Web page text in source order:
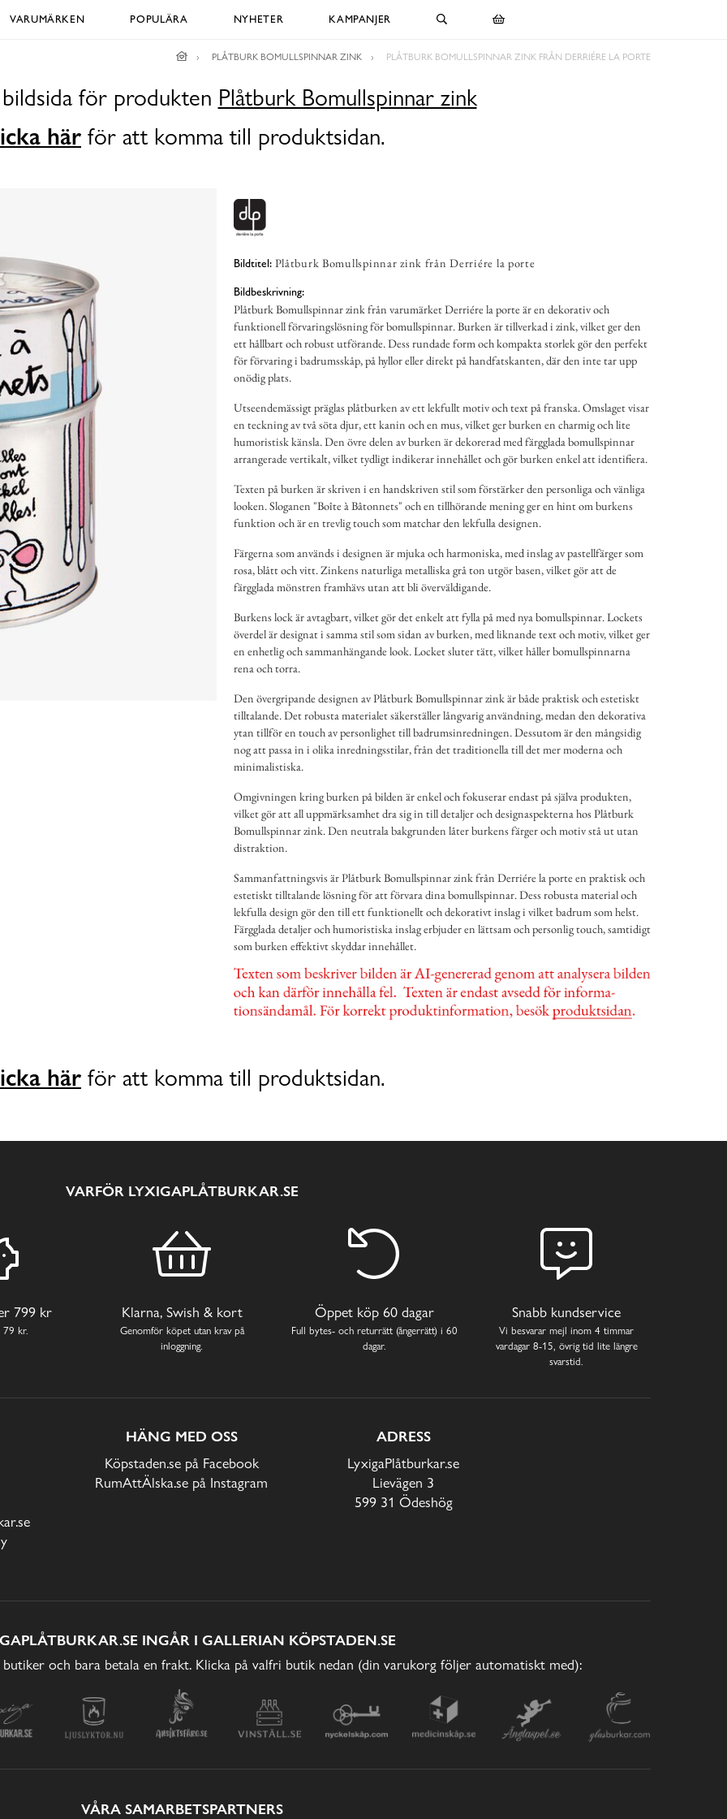
VARUMÄRKEN POPULÄRA NYHETER KAMPANJER
PLÅTBURK BOMULLSPINNAR ZINK PLÅTBURK BOMULLSPINNAR ZINK FRÅN DERRIÉRE LA PORTE
för produkten Plåtburk Bomullspinnar zink
här för att komma till produktsidan.
Bildtitel: Plåtburk Bomullspinnar zink från Derriére la porte
Bildbeskrivning:
Plåtburk Bomullspinnar zink från varumärket Derriére la porte är en dekorativ och
funktionell förvaringslösning för bomullspinnar. Burken är tillverkad i zink, vilket ger den
ett hållbart och robust utförande. Dess rundade form och kompakta storlek gör den perfekt
för förvaring i badrumsskåp, på hyllor eller direkt på handfatskanten, där den inte tar upp
onödig plats.
Utseendemässigt präglas plåtburken av ett lekfullt motiv och text på franska. Omslaget visar
en teckning av två söta djur, ett kanin och en mus, vilket ger burken en charmig och lite
humoristisk känsla. Den övre delen av burken är dekorerad med färgglada bomullspinnar
arrangerade vertikalt, vilket tydligt indikerar innehållet och gör burken enkel att identifiera.
Texten på burken är skriven i en handskriven stil som förstärker den personliga och vänliga
looken. Sloganen "Boîte à Bâtonnets" och en tillhörande mening ger en hint om burkens
funktion och är en trevlig touch som matchar den lekfulla designen.
Färgerna som används i designen är mjuka och harmoniska, med inslag av pastellfärger som
rosa, blått och vitt. Zinkens naturliga metalliska grå ton utgör basen, vilket gör att de
färgglada mönstren framhävs utan att bli överväldigande.
Burkens lock är avtagbart, vilket gör det enkelt att fylla på med nya bomullspinnar. Lockets
överdel är designat i samma stil som sidan av burken, med liknande text och motiv, vilket ger
en enhetlig och sammanhängande look. Locket sluter tätt, vilket håller bomullspinnarna
rena och torra.
Den övergripande designen av Plåtburk Bomullspinnar zink är både praktisk och estetiskt
tilltalande. Det robusta materialet säkerställer långvarig användning, medan den dekorativa
ytan tillför en touch av personlighet till badrumsinredningen. Dessutom är den mångsidig
nog att passa in i olika inredningsstilar, från det traditionella till det mer moderna och
minimalistiska.
Omgivningen kring burken på bilden är enkel och fokuserar endast på själva produkten,
vilket gör att all uppmärksamhet dra sig in till detaljer och designaspekterna hos Plåtburk
Bomullspinnar zink. Den neutrala bakgrunden låter burkens färger och motiv stå ut utan
distraktion.
Sammanfattningsvis är Plåtburk Bomullspinnar zink från Derriére la porte en praktisk och
estetiskt tilltalande lösning för att förvara dina bomullspinnar. Dess robusta material och
lekfulla design gör den till ett funktionellt och dekorativt inslag i vilket badrum som helst.
Färgglada detaljer och humoristiska inslag erbjuder en lättsam och personlig touch, samtidigt
som burken effektivt skyddar innehållet.
här för att komma till produktsidan.
VARFÖR LYXIGAPLÅTBURKAR.SE
799 kr
79 kr.
Klarna, Swish & kort
Genomför köpet utan krav på
inloggning.
Öppet köp 60 dagar
Full bytes- och returrätt (ångerrätt) i 60
dagar.
Snabb kundservice
Vi besvarar mejl inom 4 timmar
vardagar 8-15, övrig tid lite längre
svarstid.
HÄNG MED OSS
Köpstaden.se på Facebook
RumAttÄlska.se på Instagram
ADRESS
LyxigaPlåtburkar.se
Lievägen 3
599 31 Ödeshög
INGÅR I GALLERIAN KÖPSTADEN.SE
och bara betala en frakt. Klicka på valfri butik nedan (din varukorg följer automatiskt med):
VÅRA SAMARBETSPARTNERS